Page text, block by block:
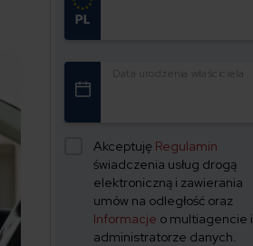
Data urodzenia właściciela
Akceptuję Regulamin
świadczenia usług drogą
elektroniczną i zawierania
umów na odległość oraz
Informacje o multiagencie i
administratorze danych.